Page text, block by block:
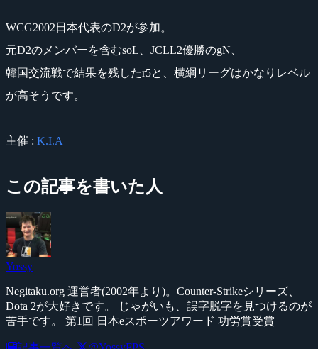
WCG2002日本代表のD2が参加。
元D2のメンバーを含むsoL、JCLL2優勝のgN、
韓国交流戦で結果を残したr5と、横綱リーグはかなりレベル
が高そうです。
主催 : K.I.A
この記事を書いた人
Yossy
Negitaku.org 運営者(2002年より)。Counter-Strikeシリーズ、
Dota 2が大好きです。 じゃがいも、誤字脱字を見つけるのが
苦手です。 第1回 日本eスポーツアワード 功労賞受賞